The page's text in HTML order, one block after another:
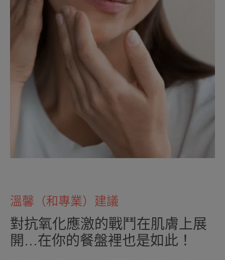
溫馨（和專業）建議
對抗氧化應激的戰鬥在肌膚上展
開...在你的餐盤裡也是如此！